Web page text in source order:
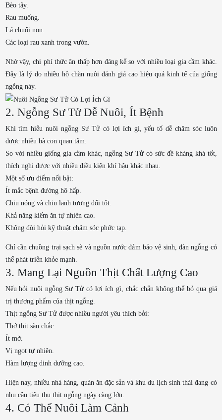
Bèo tây.
Rau muống.
Lá chuối non.
Các loại rau xanh trong vườn.
Nhờ vậy, chi phí thức ăn thấp hơn đáng kể so với nhiều loại gia cầm khác.
Đây là lý do nhiều hộ chăn nuôi đánh giá cao hiệu quả kinh tế của giống
ngỗng này.
2. Ngỗng Sư Tử Dễ Nuôi, Ít Bệnh
Khi tìm hiểu nuôi ngỗng Sư Tử có lợi ích gì, yếu tố dễ chăm sóc luôn
được nhiều bà con quan tâm.
So với nhiều giống gia cầm khác, ngỗng Sư Tử có sức đề kháng khá tốt,
thích nghi được với nhiều điều kiện khí hậu khác nhau.
Một số ưu điểm nổi bật:
Ít mắc bệnh đường hô hấp.
Chịu nóng và chịu lạnh tương đối tốt.
Khả năng kiếm ăn tự nhiên cao.
Không đòi hỏi kỹ thuật chăm sóc phức tạp.
Chỉ cần chuồng trại sạch sẽ và nguồn nước đảm bảo vệ sinh, đàn ngỗng có
thể phát triển khỏe mạnh.
3. Mang Lại Nguồn Thịt Chất Lượng Cao
Nếu hỏi nuôi ngỗng Sư Tử có lợi ích gì, chắc chắn không thể bỏ qua giá
trị thương phẩm của thịt ngỗng.
Thịt ngỗng Sư Tử được nhiều người yêu thích bởi:
Thớ thịt săn chắc.
Ít mỡ.
Vị ngọt tự nhiên.
Hàm lượng dinh dưỡng cao.
Hiện nay, nhiều nhà hàng, quán ăn đặc sản và khu du lịch sinh thái đang có
nhu cầu tiêu thụ thịt ngỗng ngày càng lớn.
4. Có Thể Nuôi Làm Cảnh